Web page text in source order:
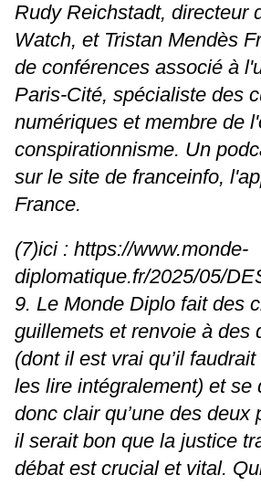
Rudy Reichstadt, directeur
Watch, et Tristan Mendès
de conférences associé à
Paris-Cité, spécialiste des
numériques et membre de
conspirationnisme. Un
sur le site de franceinfo,
France.
(7)ici : https://www.monde-
diplomatique.fr/2025/05/
9. Le Monde Diplo fait des
guillemets et renvoie à des
(dont il est vrai qu’il
les lire intégralement) et se
donc clair qu’une des deux
il serait bon que la justice
débat est crucial et vital.